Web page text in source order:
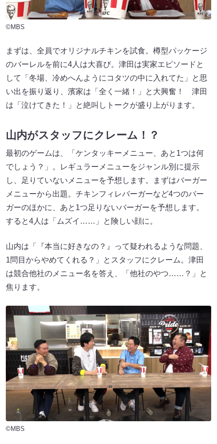
©MBS
まずは、全員でオリジナルチキンを試食。樽型パッケージ
のバーレルを前に4人は大喜び。津田は実家エピソードと
して「冬場、冷めへんようにコタツの中に入れてた」と思
い出を振り返り、濱家は「全く一緒！」と大興奮！ 津田
は「泣けてきた！」と絶叫しトークが盛り上がります。
山内がスタッフにクレーム！？
最初のゲームは、「ケンタッキーメニュー、あと1つは何
でしょう？」。レギュラーメニューをジャンル別に提示
し、足りていないメニューを予想します。まずはバーガー
メニューから出題。チキンフィレバーガーなど4つのバー
ガーのほかに、あと1つ足りないバーガーを予想します。
すると4人は「ムズイ……」と険しい顔に。
山内は「『本当に好きなの？』って疑われるような問題、
1問目からやめてくれる？」とスタッフにクレーム。津田
は競合他社のメニュー名を答え、「他社のやつ……？」と
焦ります。
©MBS